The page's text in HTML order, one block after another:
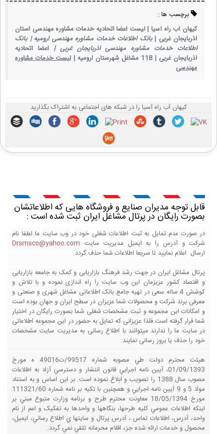
برچسب ها :
کیهان آب راه آسیا | لیست اعضا اتحادیه خدمات مشاوره مهندسی استان
آذربایجان غربی | بانک اطلاعات خدمات مشاوره مهندسی ارومیه | بانک
اطلاعات خدمات مشاوره مهندسی آذربایجان غربی | اعضا اتحادیه
آذربایجان غربی | 118 مشاغل شهرستان ارومیه |
لیست خدمات مشاوره
مهندسی
کیهان آب راه آسیا را در شبکه های اجتماعی به اشتراک بگذارید
قابل توجه مدیران صنایع و فروشگاه هایی که اطلاعاتشان
بصورت رایگان در پرتال مشاغل ایران ثبت شده است :
در صورت عدم تمایل به ثبت اطلاعات شغلی خود در وب سایت ما لطفا نام
شرکت و آدرس را به ایمیل مدیریت سایت Drsmsco@yahoo.com
ارسال اعلام نمایید تا سریعا اطلاعات شما حذف گردد.
پرتال مشاغل ایران در جهت رشد فرهنگ بازاریابی و کمک به جامعه بازاریابی
و اقتصاد کشور عزیزمان این وب سایت را راه اندازی نموده و با تلاش و
کوشش 4 ساله سعی در تهیه جامع بانک اطلاعاتی مشاغل شهری و صنعتی و
معرفی برند شرکت و محصولات شما عزیزان در سطح ایران و جهان بوده است
و امکانات این مجموعه و ثبت مشخصات شغلی شما بصورت رایگان در اختیار
شما قرار گرفته است.فلذا عزیزانی که تمایل به حضور در این مجموعه اطلاعاتی
در سایت ما را ندارند میتوانند با اطلاع رسانی به مدیریت سایت مشخصات
خود را حذف یا بروز رسانی نمایند.
هيئت محترم دولت طي مصوبه شماره 99517/ت49016 ه مورخ
01/09/1393، آيين نامه اجرايي قانون انتشار و دسترسي آزاد به اطلاعات
مصوب سال 1388 را تصويب و ابلاغ نموده است. بر اين اساس و به استناد
مواد 5 و 9 آيين نامه اجرايي و همچنين با تکيه بر نامه شماره 111321/60
مورخ 18/05/1394 معاونت محترم طرح و برنامه وزارت متبوع مبني بر
اينکه اطلاعات عمومي کليه طرحها، بنگاهها و واحدها به تفکيک و اعم از نام
واحد، آدرس، اطلاعات تماس ، آدرس پرتال و سايتها ي اطلاع رساني، ايميل،
محصول و خدمات ارائه شده جزء اقلام محرمانه تلقي نمي گردد.